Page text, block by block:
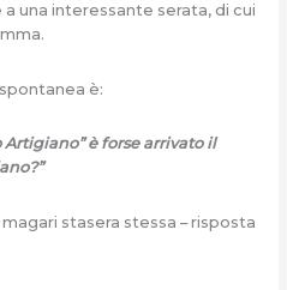
una interessante serata, di cui
è:
Artigiano” è forse arrivato il
stasera stessa – risposta